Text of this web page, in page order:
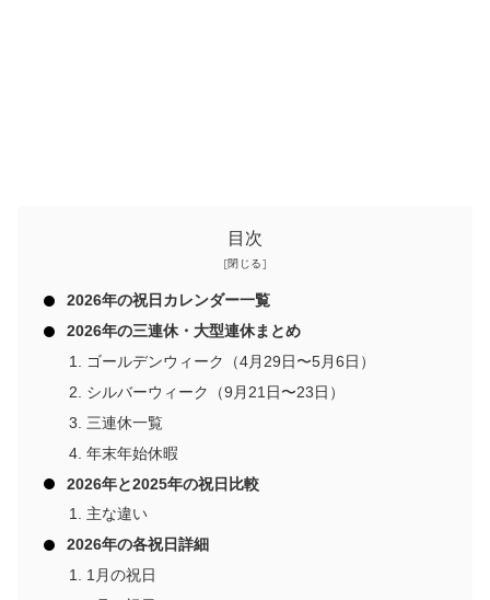
目次
2026年の祝日カレンダー一覧
2026年の三連休・大型連休まとめ
ゴールデンウィーク（4月29日〜5月6日）
シルバーウィーク（9月21日〜23日）
三連休一覧
年末年始休暇
2026年と2025年の祝日比較
主な違い
2026年の各祝日詳細
1月の祝日